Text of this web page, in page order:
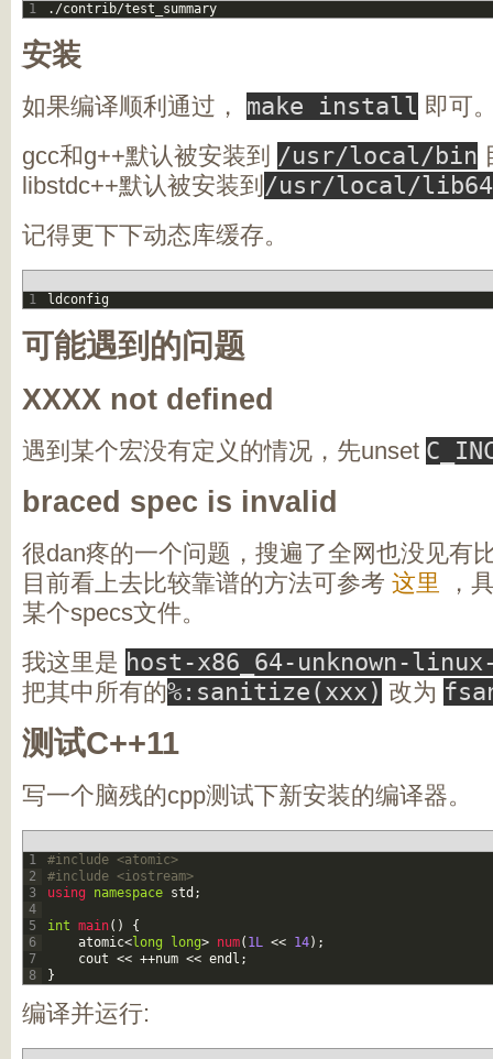
1 . /contrib/test_summary
安装
如果编译顺利通过， make install 即可
gcc和g++默认被安装到 /usr/local/bin
libstdc++默认被安装到 /usr/local/lib64
记得更下下动态库缓存。
1 ldconfig
可能遇到的问题
XXXX not defined
遇到某个宏没有定义的情况，先unset
braced spec is invalid
很dan疼的一个问题，搜遍了全网也没见有
目前看上去比较靠谱的方法可参考 这里
，
某个specs文件。
我这里是 host-x86_64-unknown-
把其中所有的%:sanitize(xxx) 改为
测试C++11
写一个脑残的cpp测试下新安装的编译器。
1
2
3
4
5
6
7
8
#include <atomic>
#include <iostream>
using namespace std ;
int main( )
{
atomic<long long> num( 1L << 14) ;
cout << ++num << endl ;
}
编译并运行: